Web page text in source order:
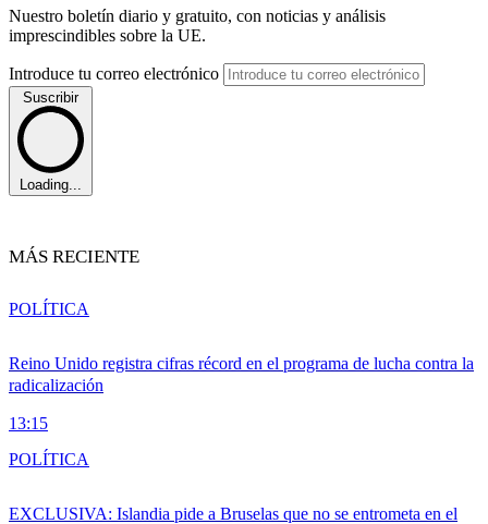
Nuestro boletín diario y gratuito, con noticias y análisis
imprescindibles sobre la UE.
Introduce tu correo electrónico
Suscribir
Loading...
MÁS RECIENTE
Reino Unido registra cifras récord en el programa de lucha contra la
radicalización
13:15
POLÍTICA
EXCLUSIVA: Islandia pide a Bruselas que no se entrometa en el
POLÍTICA